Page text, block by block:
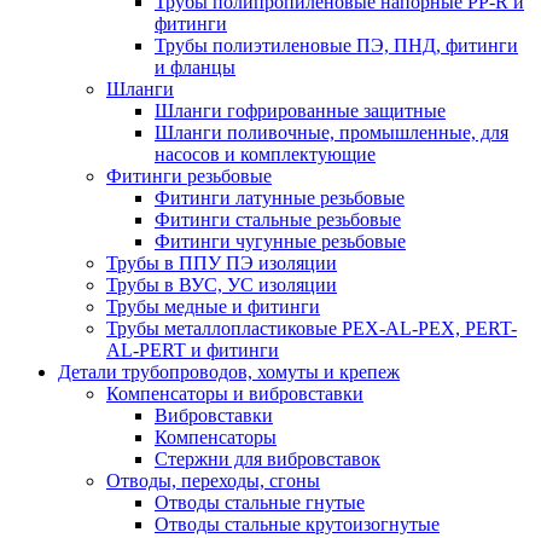
фитинги
Трубы полиэтиленовые ПЭ, ПНД, фитинги
и фланцы
Шланги
Шланги гофрированные защитные
Шланги поливочные, промышленные, для
насосов и комплектующие
Фитинги резьбовые
Фитинги латунные резьбовые
Фитинги стальные резьбовые
Фитинги чугунные резьбовые
Трубы в ППУ ПЭ изоляции
Трубы в ВУС, УС изоляции
Трубы медные и фитинги
Трубы металлопластиковые PEX-AL-PEX, PERT-
AL-PERT и фитинги
Детали трубопроводов, хомуты и крепеж
Компенсаторы и вибровставки
Вибровставки
Компенсаторы
Стержни для вибровставок
Отводы, переходы, сгоны
Отводы стальные гнутые
Отводы стальные крутоизогнутые